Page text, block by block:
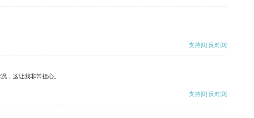
支持[0] 反对[0]
，这让我非常担心。
支持[0] 反对[0]